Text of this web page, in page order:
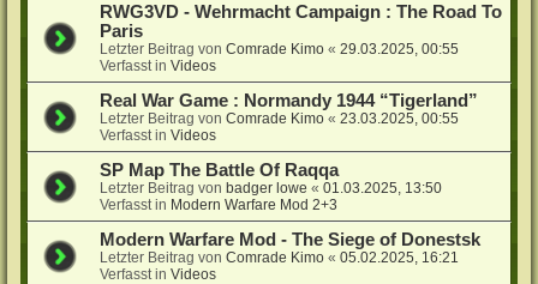
RWG3VD - Wehrmacht Campaign : The Road To
Paris
Letzter Beitrag vonComrade Kimo «29.03.2025, 00:55
Verfasst inVideos
Real War Game : Normandy 1944 “Tigerland”
Letzter Beitrag vonComrade Kimo «23.03.2025, 00:55
Verfasst inVideos
SP Map The Battle Of Raqqa
Letzter Beitrag vonbadger lowe «01.03.2025, 13:50
Verfasst in Modern Warfare Mod 2+3
Modern Warfare Mod - The Siege of Donestsk
Letzter Beitrag vonComrade Kimo «05.02.2025, 16:21
Verfasst inVideos